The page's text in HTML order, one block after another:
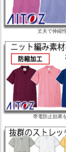
丈夫で伸縮
帯電防止効果